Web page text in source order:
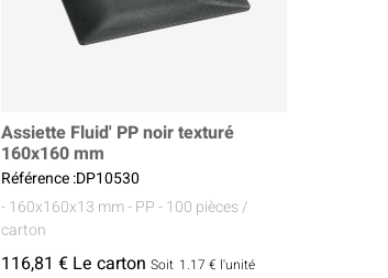
Assiette Fluid' PP noir texturé
160x160 mm
Référence :DP10530
- 160x160x13 mm- PP- 100 pièces /
carton
116,81 € Le carton Soit 1.17 € l'unité